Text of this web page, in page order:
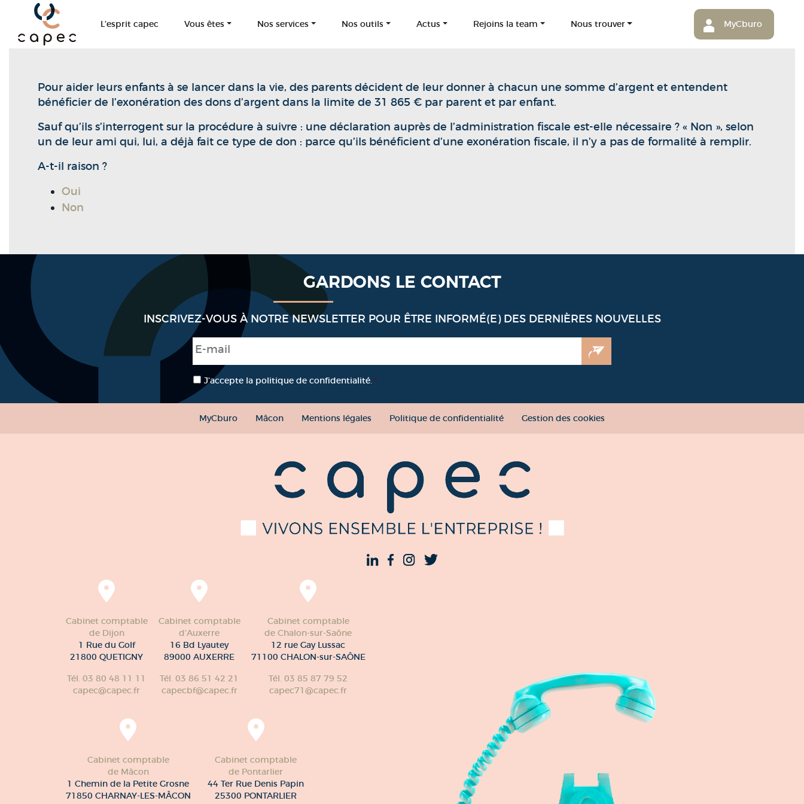
Panneau de gestion des cookies
L’esprit capec Vous êtes Nos services Nos outils Actus Rejoins la team Nous trouver MyCburo
Pour aider leurs enfants à se lancer dans la vie, des parents décident de leur donner à chacun une somme d’argent et entendent
bénéficier de l’exonération des dons d’argent dans la limite de 31 865 € par parent et par enfant.
Sauf qu’ils s’interrogent sur la procédure à suivre : une déclaration auprès de l’administration fiscale est-elle nécessaire ? « Non », selon
un de leur ami qui, lui, a déjà fait ce type de don : parce qu’ils bénéficient d’une exonération fiscale, il n’y a pas de formalité à remplir.
A-t-il raison ?
Oui
Non
GARDONS LE CONTACT
INSCRIVEZ-VOUS À NOTRE NEWSLETTER POUR ÊTRE INFORMÉ(E) DES DERNIÈRES NOUVELLES
E-mail
RGPD *
J’accepte la politique de confidentialité. *
MyCburo Mâcon Mentions légales Politique de confidentialité Gestion des cookies
Cabinet comptable
de Dijon
1 Rue du Golf
21800 QUETIGNY
Tél. 03 80 48 11 11
capec@capec.fr
Cabinet comptable
d'Auxerre
16 Bd Lyautey
89000 AUXERRE
Tél. 03 86 51 42 21
capecbf@capec.fr
Cabinet comptable
de Chalon-sur-Saône
12 rue Gay Lussac
71100 CHALON-sur-SAÔNE
Tél. 03 85 87 79 52
capec71@capec.fr
Cabinet comptable
de Mâcon
1 Chemin de la Petite Grosne
71850 CHARNAY-LES-MÂCON
Cabinet comptable
de Pontarlier
44 Ter Rue Denis Papin
25300 PONTARLIER